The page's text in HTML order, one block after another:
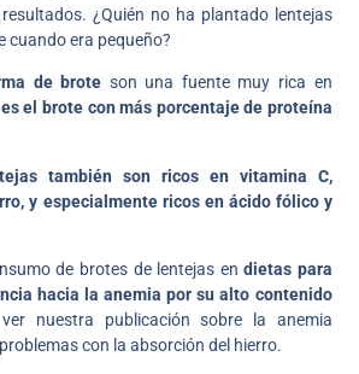
¿Quién no ha plantado lentejas
cuando era pequeño?
de brote son una fuente muy rica en
es el brote con más porcentaje de proteína
también son ricos en vitamina C,
y especialmente ricos en ácido fólico y
de brotes de lentejas en dietas para
hacia la anemia por su alto contenido
nuestra publicación sobre la anemia
con la absorción del hierro.